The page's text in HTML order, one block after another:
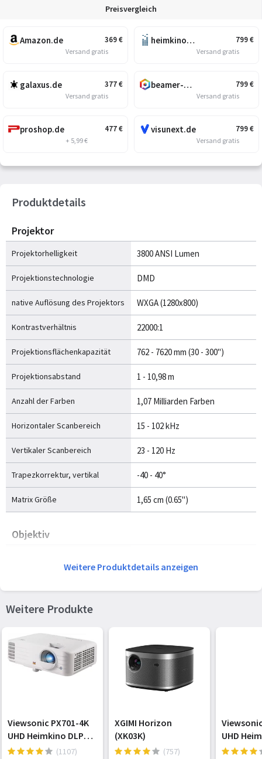
Preisvergleich
369€
Amazon.de
Versand gratis
377€
galaxus.de
Versand gratis
477€
proshop.de
+ 5,99 €
799€
heimkino.de
Versand gratis
799€
beamer-discount.de
Versand gratis
799€
visunext.de
Versand gratis
Produktdetails
Projektor
Projektorhelligkeit 3800 ANSI Lumen
Projektionstechnologie DMD
native Auflösung des Projektors WXGA (1280x800)
Kontrastverhältnis 22000:1
Projektionsflächenkapazität 762 - 7620 mm (30 - 300")
Projektionsabstand 1 - 10,98 m
Anzahl der Farben 1,07 Milliarden Farben
Horizontaler Scanbereich 15 - 102 kHz
Vertikaler Scanbereich 23 - 120 Hz
Trapezkorrektur, vertikal -40 - 40°
Matrix Größe 1,65 cm (0.65")
Objektiv
Blendenbereich (F-F)
Zoomverhältnis 2.0:1
Projektionsverhältnis 1.55-1.7
Anschlüsse und Schnittstellen
Weitere Produktdetails anzeigen
Weitere Produkte
Viewsonic PX701-4K
UHD Heimkino DLP
Beamer (4K, 3.200
(1107)
XGIMI Horizon
(XK03K)
(757)
UHD
Beamer